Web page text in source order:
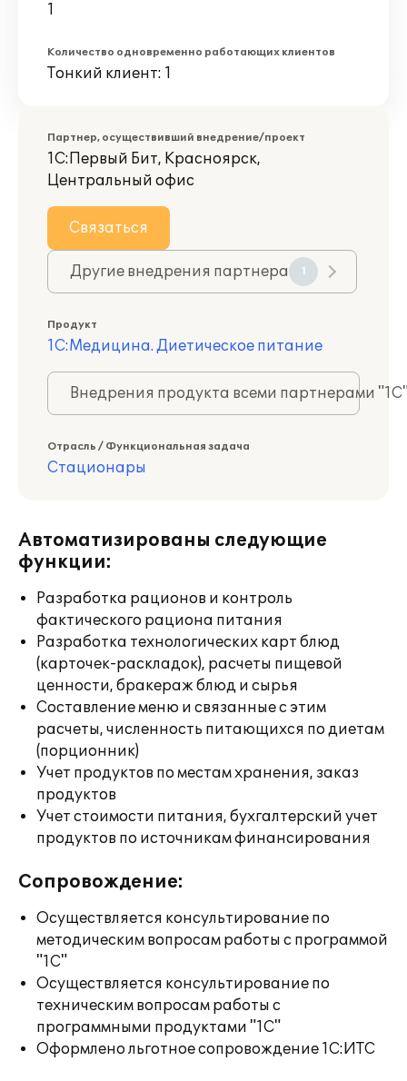
1
Количество одновременно работающих клиентов
Тонкий клиент: 1
Партнер, осуществивший внедрение/проект
1С:Первый Бит, Красноярск,
Центральный офис
Связаться
Другие внедрения партнера 1
Продукт
1С:Медицина. Диетическое питание
Внедрения продукта всеми партнерами
Отрасль / Функциональная задача
Стационары
Автоматизированы следующие
функции:
Разработка рационов и контроль
фактического рациона питания
Разработка технологических карт блюд
(карточек-раскладок), расчеты пищевой
ценности, бракераж блюд и сырья
Составление меню и связанные с этим
расчеты, численность питающихся по диетам
(порционник)
Учет продуктов по местам хранения, заказ
продуктов
Учет стоимости питания, бухгалтерский учет
продуктов по источникам финансирования
Сопровождение:
Осуществляется консультирование по
методическим вопросам работы с программой
"1С"
Осуществляется консультирование по
техническим вопросам работы с
программными продуктами "1С"
Оформлено льготное сопровождение 1С:ИТС